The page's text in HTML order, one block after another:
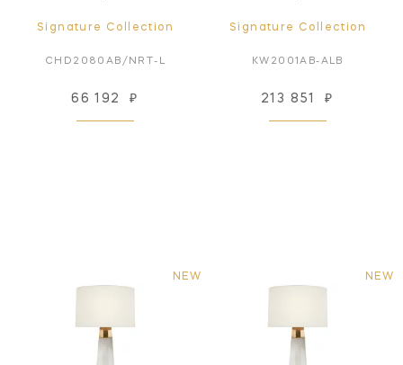
Signature Collection
CHD2080AB/NRT-L
66 192 ₽
Signature Collection
KW2001AB-ALB
213 851 ₽
NEW NEW